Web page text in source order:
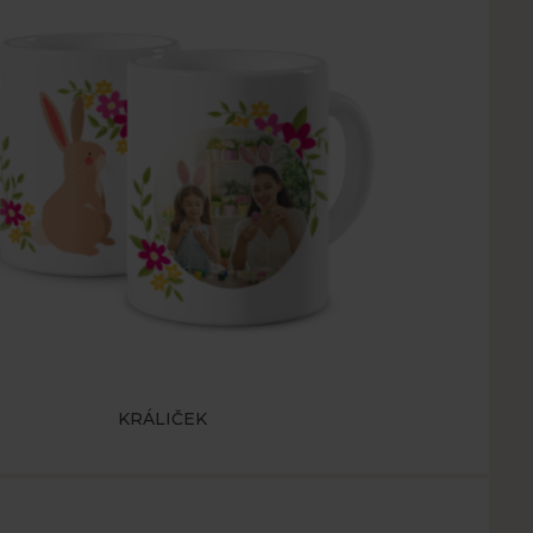
KRÁLIČEK